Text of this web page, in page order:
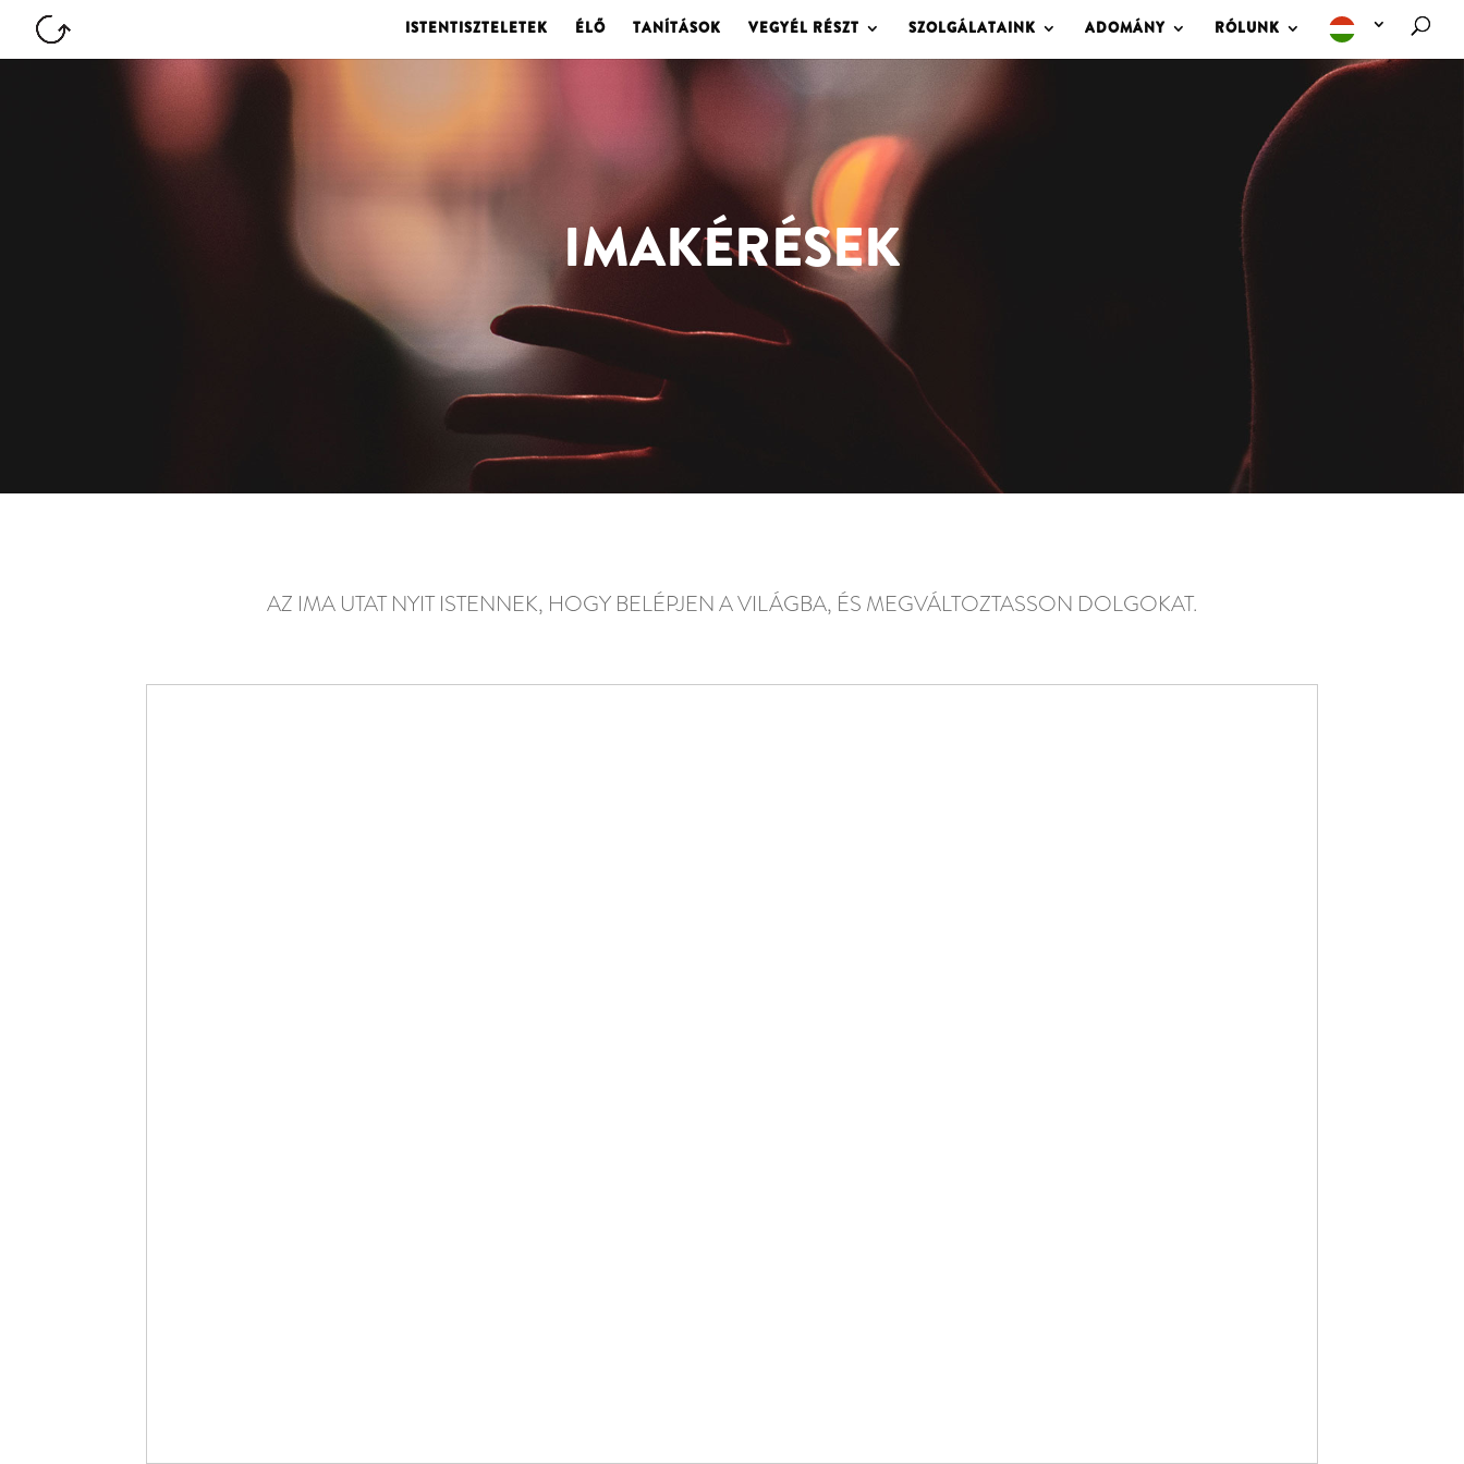
ISTENTISZTELETEK ÉLŐ TANÍTÁSOK VEGYÉL RÉSZT SZOLGÁLATAINK ADOMÁNY RÓLUNK
IMAKÉRÉSEK
AZ IMA UTAT NYIT ISTENNEK, HOGY BELÉPJEN A VILÁGBA, ÉS MEGVÁLTOZTASSON DOLGOKAT.